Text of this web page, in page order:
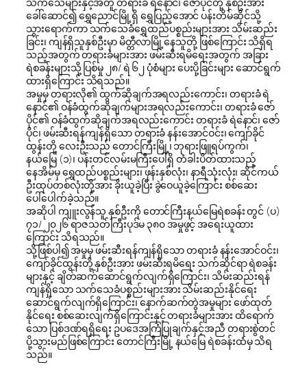
ခေါ်ဆောင်၍ ရွှေညောင်မြို့ရှိ ရွှေပြည့်အောင် ပန်းတိမ်ဆိုင်သို့
သွားရောက်ကာ သက်သေခံရွှေထည်ပစ္စည်းများအား သိမ်းဆည်း
ခြင်း၊ ကျန်ရှိသူနှစ်ဦးမှာ မိတ္တီလာမြို့နေသူတို့ ဖြစ်ကြောင်း သိရှိရ
သည့်အတွက် တရားခံများအား ဖမ်းဆီးရမိရေးအတွက် အခြား
ရဲစခန်းများသို့ ပြစ်မှု ၂၈/ ရဲ ၆၂ ပုံစံများ ပေးပို့ခြင်းများ ဆောင်ရွက်
ထားရှိကြောင်း သိရသည်။
အမှုမှ တရားလို၏ ထွက်ဆိုချက်အရလည်းကောင်း၊ တရားခံ ရဲ
နောင်၏ ဝန်ခံထွက်ဆိုချက်များအရလည်းကောင်း၊ တရားခံ ဇော်
ပိုင်၏ ဝန်ခံထွက်ဆိုချက်အရလည်းကောင်း တရားခံ ရဲနောင်၊ ဇော်
ပိုင်၊ ဖမ်းဆီးရန်ကျန်ရှိသော တရားခံ နန်းအောင်ဝင်း၊ ကျော်ခိုင်
ထွန်းတို့ လေးဦးသည် တောင်ကြီးမြို့၊ ဘုရားဖြူရပ်ကွက်၊
နယ်မြေ (၁)၊ ပန်းတင်လမ်းမကြီးပေါ်ရှိ တံခါးပိတ်ထားသည့်
နေအိမ်မှ ရွှေထည်ပစ္စည်းများ၊ ဖုန်းနှစ်လုံး၊ နာရီသုံးလုံး၊ ဆိုင်ကယ်
ဦးထုပ်တစ်လုံးတို့အား ခိုးယူခဲ့ပြီး ခွဲဝေယူခဲ့ကြောင်း စစ်ဆေး
ပေါ်ပေါက်ခဲ့သည်။
အဆိုပါ ကျူးလွန်သူ နှစ်ဦးကို တောင်ကြီးနယ်မြေရဲစခန်း တွင် (ပ)
၇၁/ ၂၀၂၆ ရာဇသတ်ကြီးပုဒ်မ ၃၈၀ အမှုဖွင့် အရေးယူထား
ကြောင်း သိရသည်။
သို့ဖြစ်ပါ၍ အမှုမှ ဖမ်းဆီးရန်ကျန်ရှိသော တရားခံ နန်းအောင်ဝင်း၊
ကျော်ခိုင်ထွန်းတို့ နှစ်ဦးအား ဖမ်းဆီးရမိရေး သက်ဆိုင်ရာ ရဲစခန်း
များနှင့် ချိတ်ဆက်ဆောင်ရွက်လျက်ရှိကြောင်း၊ သိမ်းဆည်းရန်
ကျန်ရှိသော သက်သေခံပစ္စည်းများအား သိမ်းဆည်းနိုင်ရေး
ဆောင်ရွက်လျက်ရှိကြောင်း၊ နောက်ဆက်တွဲအမှုများ ဖော်ထုတ်
နိုင်ရေး စစ်ဆေးလျက်ရှိကြောင်းနှင့် တရားခံများအား ထိရောက်
သော ပြစ်ဒဏ်ရရှိရေး ဥပဒေအကြံပြုချက်နှင့်အညီ တရားစွဲတင်
ပို့သွားမည်ဖြစ်ကြောင်း တောင်ကြီးမြို့ နယ်မြေ ရဲစခန်းထံမှ သိရ
သည်။